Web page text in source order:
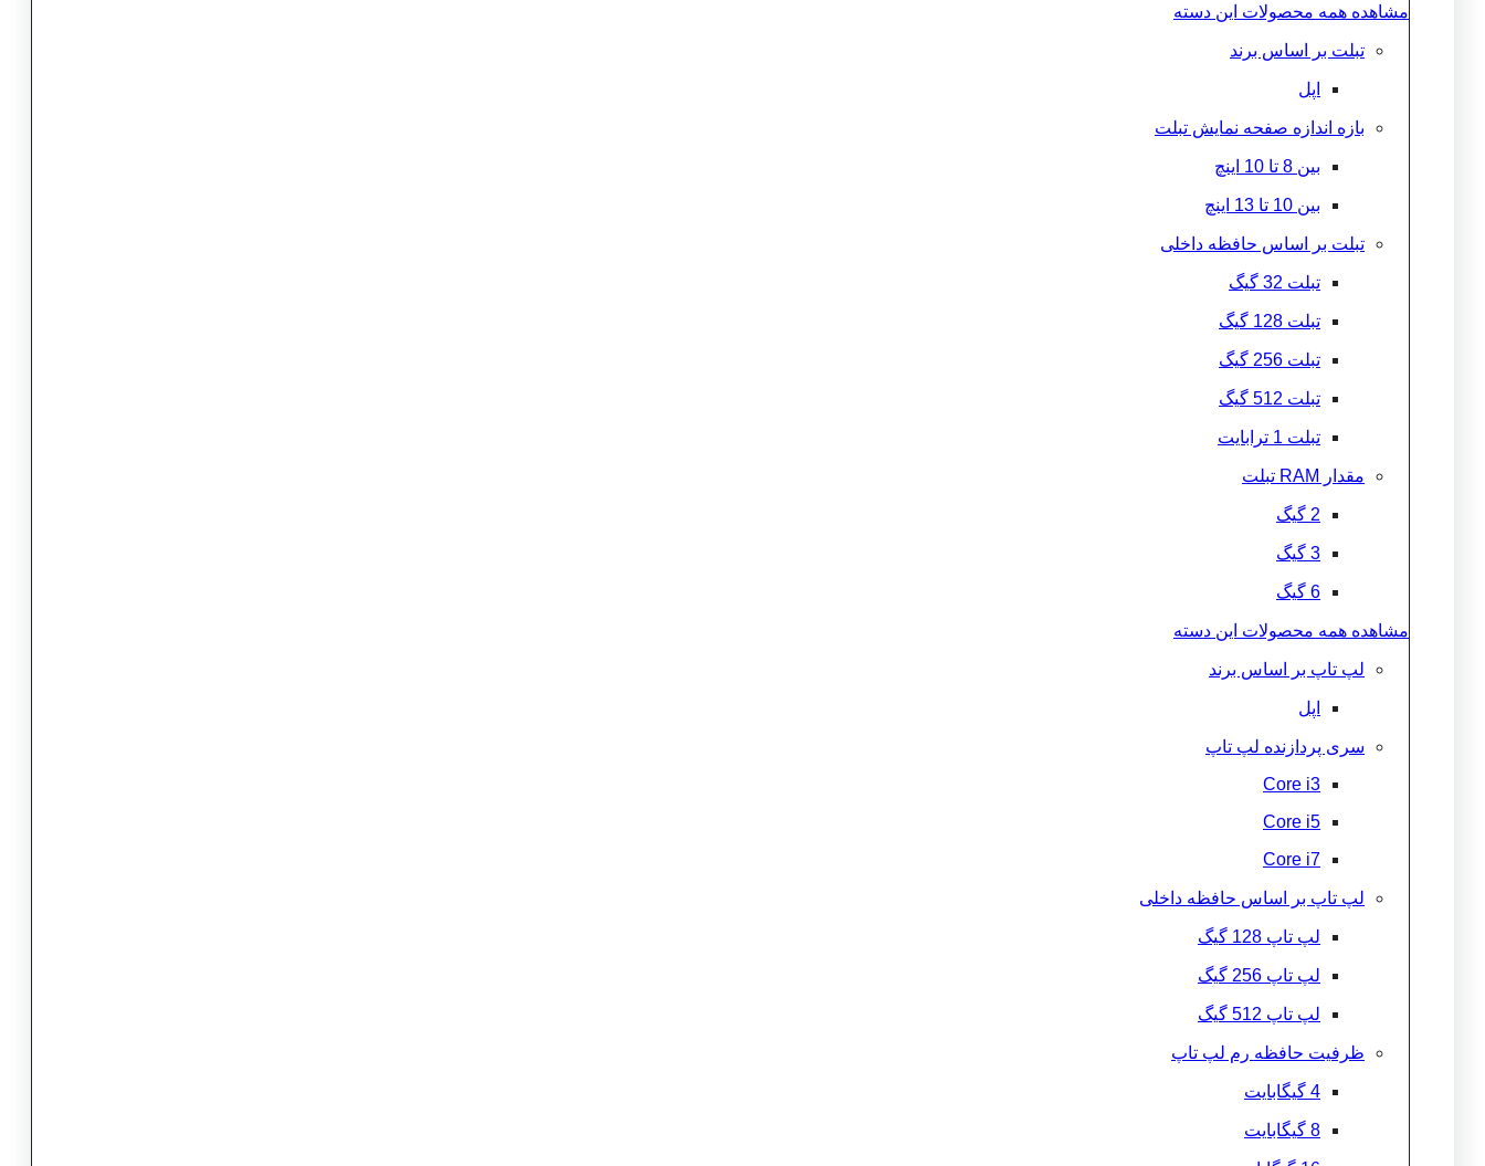
مشاهده همه محصولات این دسته
تبلت بر اساس برند
اپل
بازه اندازه صفحه نمایش تبلت
بین 8 تا 10 اینچ
بین 10 تا 13 اینچ
تبلت بر اساس حافظه داخلی
تبلت 32 گیگ
تبلت 128 گیگ
تبلت 256 گیگ
تبلت 512 گیگ
تبلت 1 ترابایت
مقدار RAM تبلت
2 گیگ
3 گیگ
6 گیگ
مشاهده همه محصولات این دسته
لپ تاپ بر اساس برند
اپل
سری پردازنده لپ تاپ
Core i3
Core i5
Core i7
لپ تاپ بر اساس حافظه داخلی
لپ تاپ 128 گیگ
لپ تاپ 256 گیگ
لپ تاپ 512 گیگ
ظرفیت حافظه رم لپ تاپ
4 گیگابایت
8 گیگابایت